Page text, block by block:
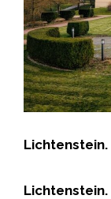
Lichtenstein.
Lichtenstein.